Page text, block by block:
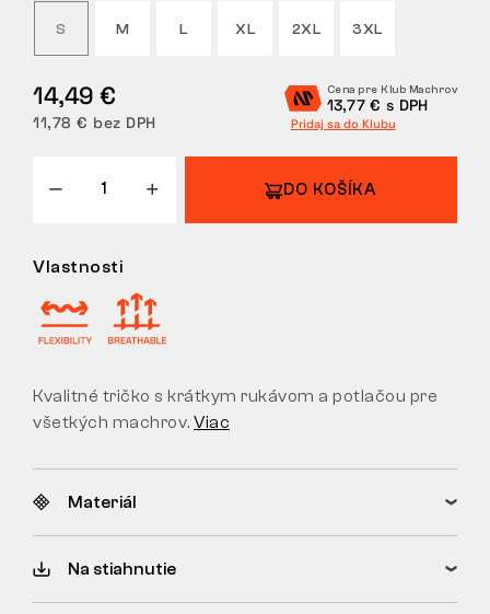
PREDAJŇA S BISTROM
VRÁTENIE
S M L XL 2XL 3XL
14,49 €
11,78 € bez DPH
Cena pre Klub Machrov
13,77 € s DPH
Pridaj sa do Klubu
DO KOŠÍKA
Vlastnosti
Kvalitné tričko s krátkym rukávom a potlačou pre
všetkých machrov. Viac
Materiál
Na stiahnutie